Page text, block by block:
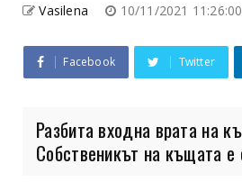
Vasilena 10/11/2021
Facebook Twitter
Разбита входна врата на
Собственикът на къщата